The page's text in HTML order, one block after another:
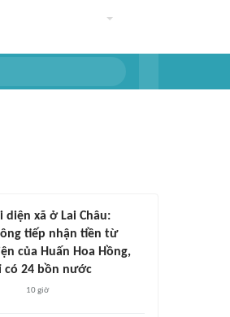
diện xã ở Lai Châu:
tiếp nhận tiền từ
của Huấn Hoa Hồng,
có 24 bồn nước
10 giờ